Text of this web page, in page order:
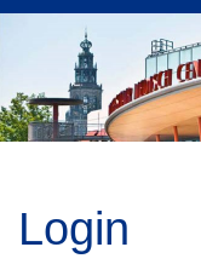
Login